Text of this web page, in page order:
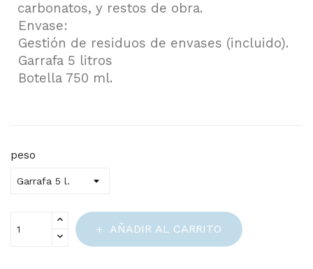
carbonatos, y restos de obra.
Envase:
Gestión de residuos de envases (incluido).
Garrafa 5 litros
Botella 750 ml.
peso
AÑADIR AL CARRITO